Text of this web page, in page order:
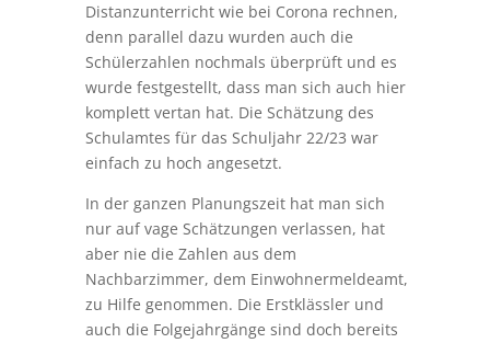
Distanzunterricht wie bei Corona rechnen,
denn parallel dazu wurden auch die
Schülerzahlen nochmals überprüft und es
wurde festgestellt, dass man sich auch hier
komplett vertan hat. Die Schätzung des
Schulamtes für das Schuljahr 22/23 war
einfach zu hoch angesetzt.
In der ganzen Planungszeit hat man sich
nur auf vage Schätzungen verlassen, hat
aber nie die Zahlen aus dem
Nachbarzimmer, dem Einwohnermeldeamt,
zu Hilfe genommen. Die Erstklässler und
auch die Folgejahrgänge sind doch bereits